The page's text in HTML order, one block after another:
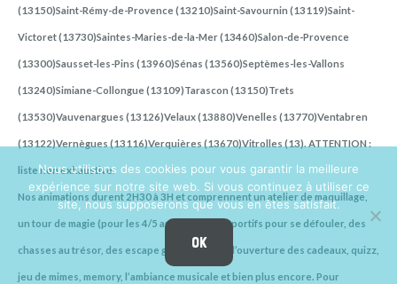
(13150)Saint-Rémy-de-Provence (13210)Saint-Savournin (13119)Saint-
Victoret (13730)Saintes-Maries-de-la-Mer (13460)Salon-de-Provence
(13300)Sausset-les-Pins (13960)Sénas (13560)Septèmes-les-Vallons
(13240)Simiane-Collongue (13109)Tarascon (13150)Trets
(13530)Vauvenargues (13126)Velaux (13880)Venelles (13770)Ventabren
(13122)Vernègues (13116)Verquières (13670)Vitrolles (13). ATTENTION :
liste non exhaustive.
Nos animations durent 2H30 à 3H et comprennent un atelier de maquillage,
un tour de magie (pour les 4/5 ans), des jeux sportifs pour se défouler, des
chasses au trésor, des escape game, le jeu de l’ouverture des cadeaux, quizz,
jeu de mimes, memory, l’ambiance musicale et bien plus encore. Pour
Nous utilisons des cookies pour vous garantir la meilleure
expérience sur notre site web. Si vous continuez à utiliser ce
site, nous supposerons que vous en êtes satisfait.
OK